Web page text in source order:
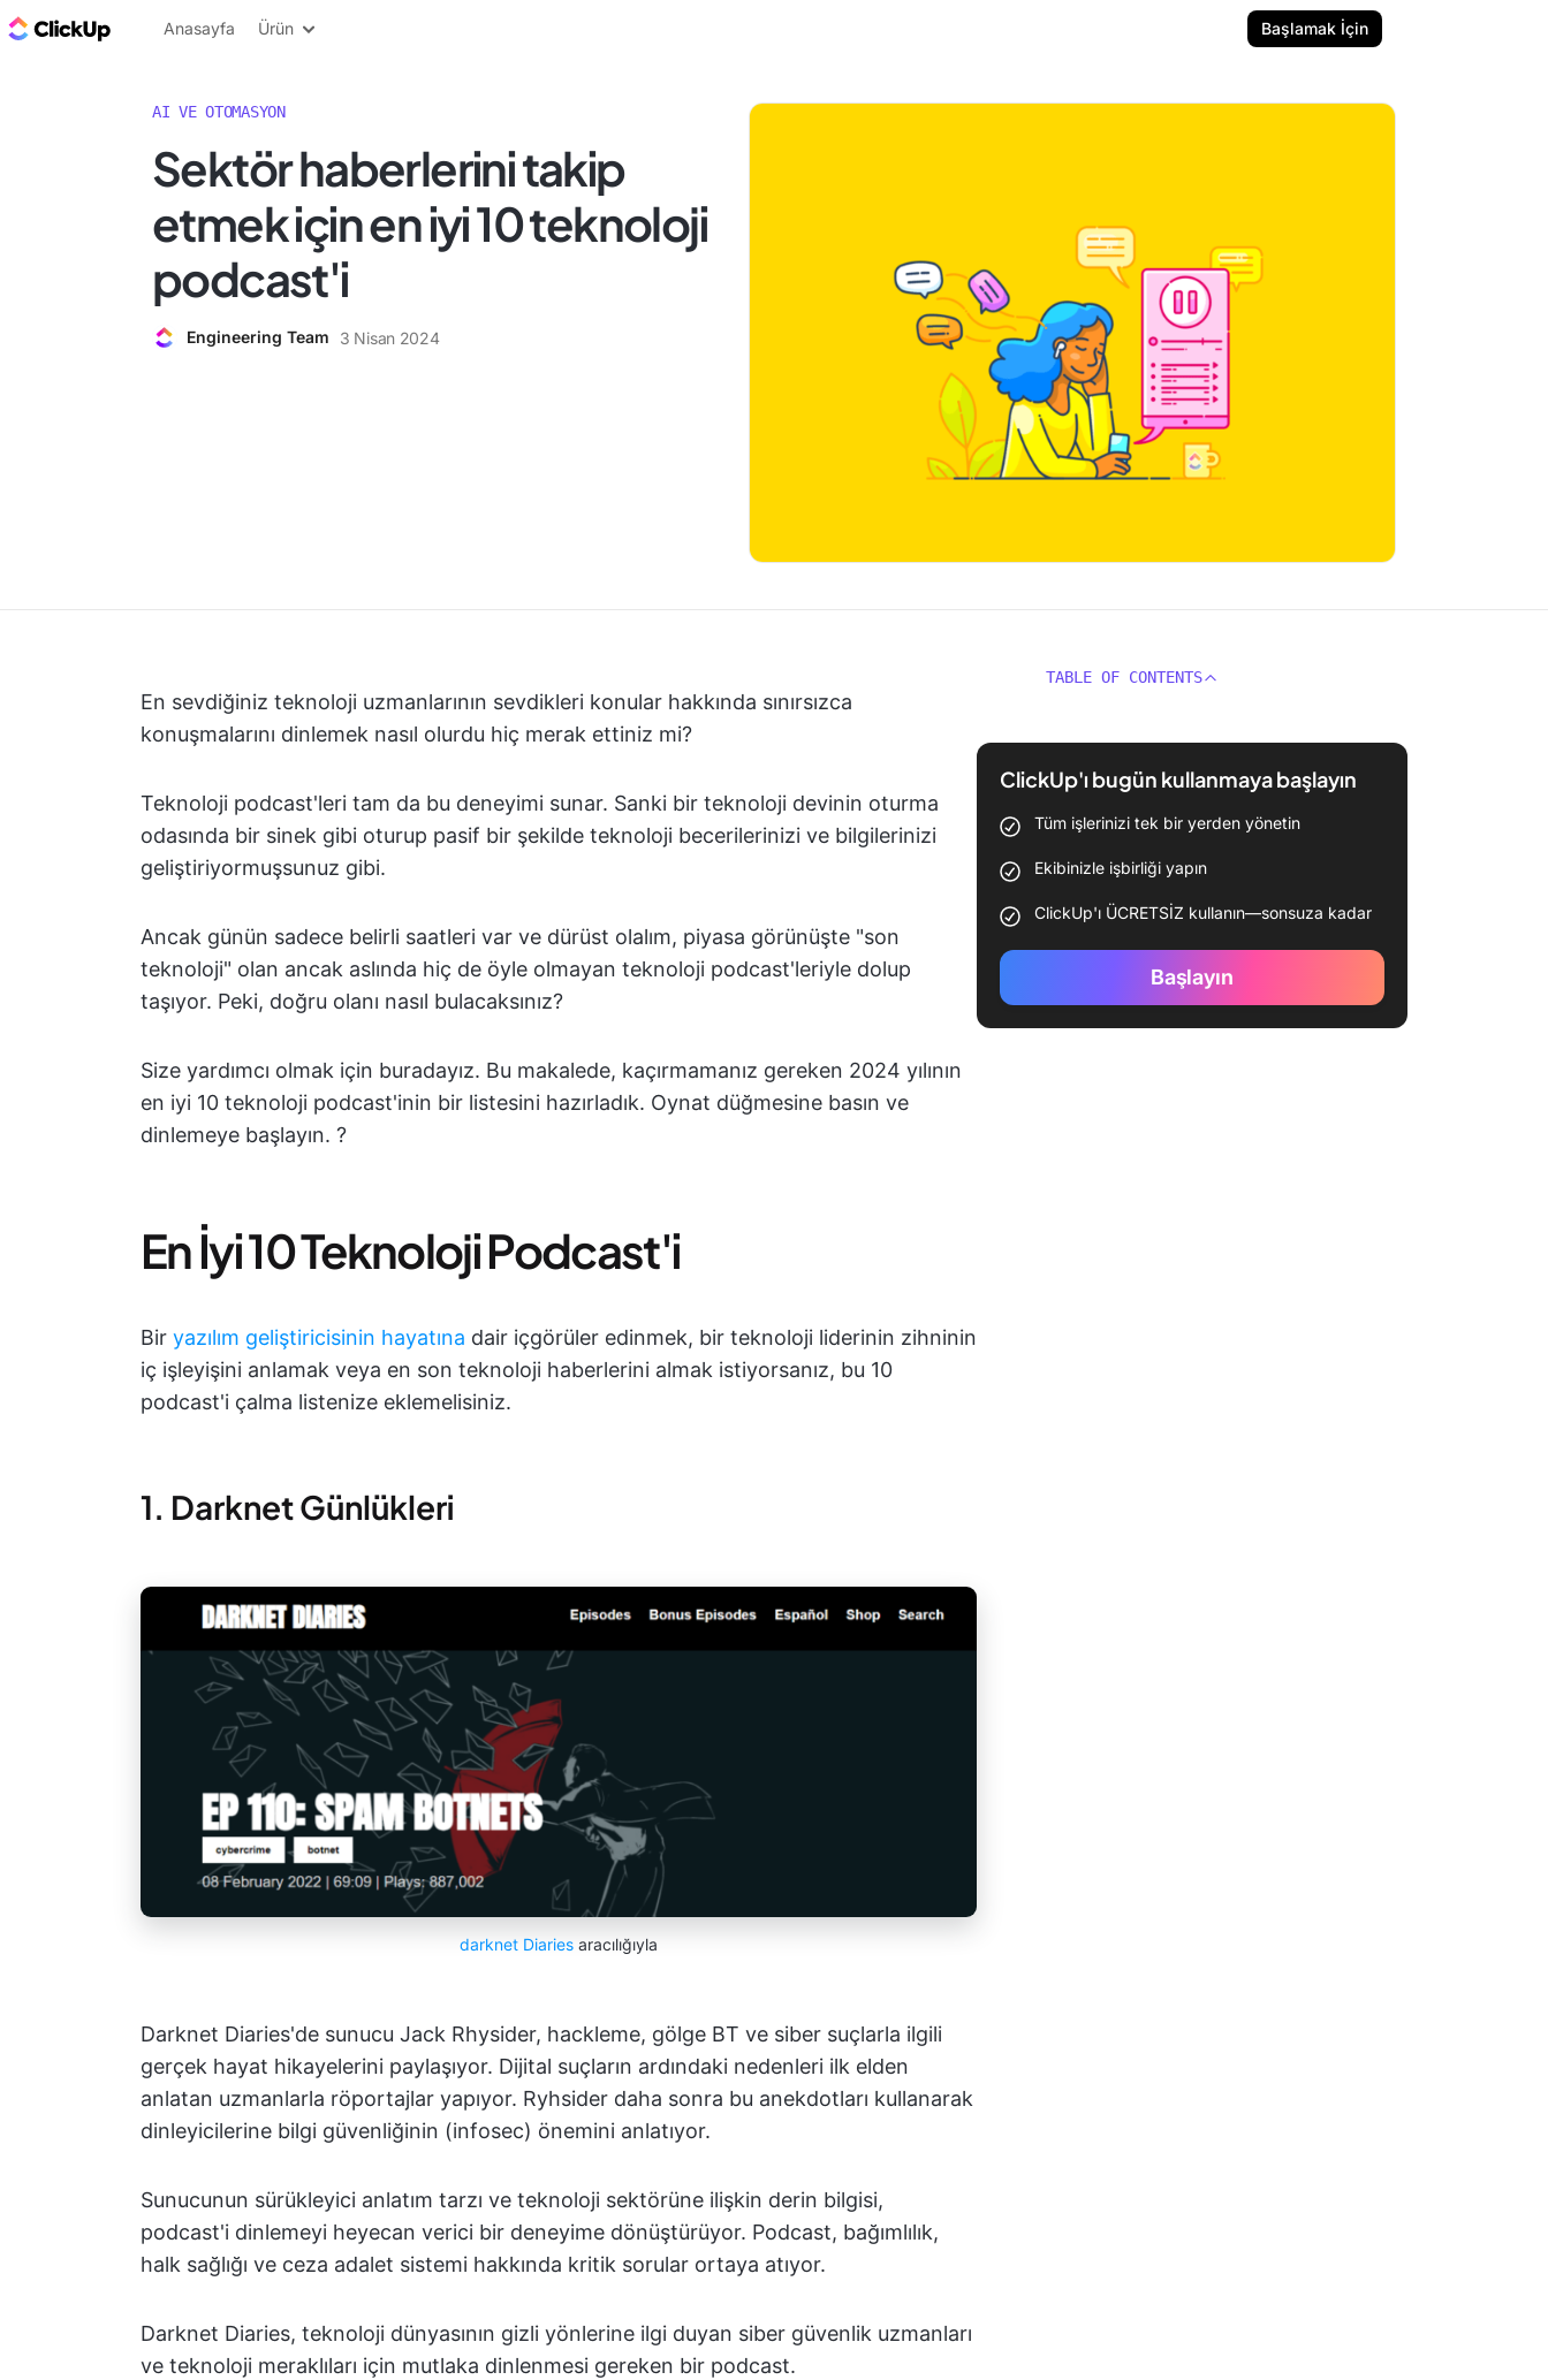
ClickUp Blog
Anasayfa Ürün Başlamak İçin
AI VE OTOMASYON
Sektör haberlerini takip
etmek için en iyi 10 teknoloji
podcast'i
Engineering Team 3 Nisan 2024
En sevdiğiniz teknoloji uzmanlarının sevdikleri konular hakkında sınırsızca
konuşmalarını dinlemek nasıl olurdu hiç merak ettiniz mi?
Teknoloji podcast'leri tam da bu deneyimi sunar. Sanki bir teknoloji devinin oturma
odasında bir sinek gibi oturup pasif bir şekilde teknoloji becerilerinizi ve bilgilerinizi
geliştiriyormuşsunuz gibi.
Ancak günün sadece belirli saatleri var ve dürüst olalım, piyasa görünüşte "son
teknoloji" olan ancak aslında hiç de öyle olmayan teknoloji podcast'leriyle dolup
taşıyor. Peki, doğru olanı nasıl bulacaksınız?
Size yardımcı olmak için buradayız. Bu makalede, kaçırmamanız gereken 2024 yılının
en iyi 10 teknoloji podcast'inin bir listesini hazırladık. Oynat düğmesine basın ve
dinlemeye başlayın. ?️
En İyi 10 Teknoloji Podcast'i
Bir yazılım geliştiricisinin hayatına dair içgörüler edinmek, bir teknoloji liderinin zihninin
iç işleyişini anlamak veya en son teknoloji haberlerini almak istiyorsanız, bu 10
podcast'i çalma listenize eklemelisiniz.
1. Darknet Günlükleri
darknet Diaries aracılığıyla
Darknet Diaries'de sunucu Jack Rhysider, hackleme, gölge BT ve siber suçlarla ilgili
gerçek hayat hikayelerini paylaşıyor. Dijital suçların ardındaki nedenleri ilk elden
anlatan uzmanlarla röportajlar yapıyor. Ryhsider daha sonra bu anekdotları kullanarak
dinleyicilerine bilgi güvenliğinin (infosec) önemini anlatıyor.
Sunucunun sürükleyici anlatım tarzı ve teknoloji sektörüne ilişkin derin bilgisi,
podcast'i dinlemeyi heyecan verici bir deneyime dönüştürüyor. Podcast, bağımlılık,
halk sağlığı ve ceza adalet sistemi hakkında kritik sorular ortaya atıyor.
Darknet Diaries, teknoloji dünyasının gizli yönlerine ilgi duyan siber güvenlik uzmanları
ve teknoloji meraklıları için mutlaka dinlenmesi gereken bir podcast.
TABLE OF CONTENTS
ClickUp'ı bugün kullanmaya başlayın
Tüm işlerinizi tek bir yerden yönetin
Ekibinizle işbirliği yapın
ClickUp'ı ÜCRETSİZ kullanın—sonsuza kadar
Başlayın